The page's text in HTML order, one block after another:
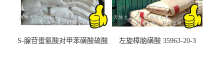
S-腺苷蛋氨酸对甲苯磺酸硫酸
左旋樟脑磺酸 35963-20-3